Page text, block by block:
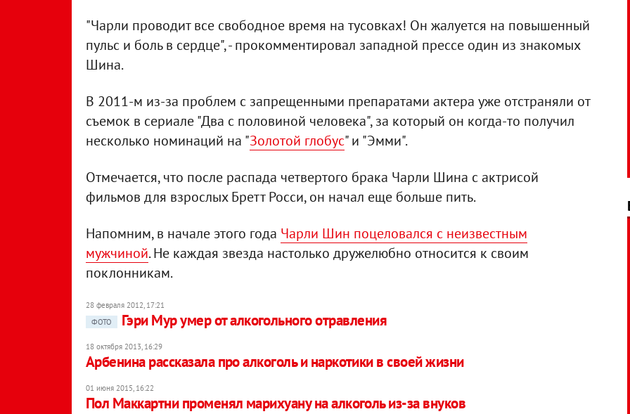
"Чарли проводит все свободное время на тусовках! Он жалуется на повышенный
пульс и боль в сердце", - прокомментировал западной прессе один из знакомых
Шина.
В 2011-м из-за проблем с запрещенными препаратами актера уже отстраняли от
съемок в сериале "Два с половиной человека", за который он когда-то получил
несколько номинаций на "Золотой глобус" и "Эмми".
Отмечается, что после распада четвертого брака Чарли Шина с актрисой
фильмов для взрослых Бретт Росси, он начал еще больше пить.
Напомним, в начале этого года Чарли Шин поцеловался с неизвестным
мужчиной. Не каждая звезда настолько дружелюбно относится к своим
поклонникам.
28 февраля 2012, 17:21
ФОТО
Гэри Мур умер от алкогольного отравления
18 октября 2013, 16:29
Арбенина рассказала про алкоголь и наркотики в своей жизни
01 июня 2015, 16:22
Пол Маккартни променял марихуану на алкоголь из-за внуков